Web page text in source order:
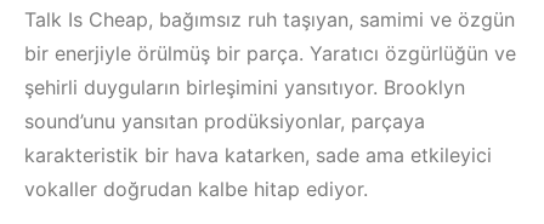
/ Çeşme /
/ Akyaka /
Çeşme / Alaçatı
Talk Is Cheap, bağımsız ruh taşıyan, samimi ve özgün
bir enerjiyle örülmüş bir parça. Yaratıcı özgürlüğün ve
şehirli duyguların birleşimini yansıtıyor. Brooklyn
sound’unu yansıtan prodüksiyonlar, parçaya
karakteristik bir hava katarken, sade ama etkileyici
vokaller doğrudan kalbe hitap ediyor.